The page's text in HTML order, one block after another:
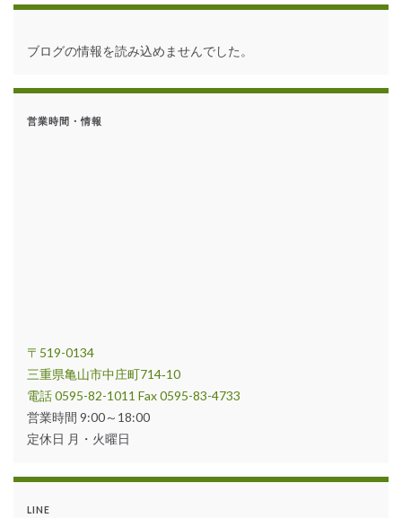
ブログの情報を読み込めませんでした。
営業時間・情報
〒519-0134
三重県亀山市中庄町714‐10
電話 0595-82-1011 Fax 0595-83-4733
営業時間 9:00～18:00
定休日 月・火曜日
LINE